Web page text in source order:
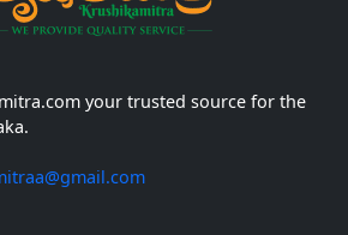
your trusted source for the